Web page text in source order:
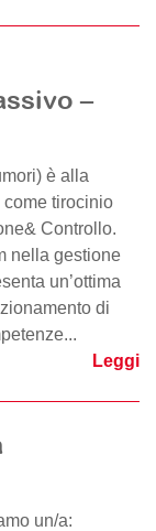
–
è alla
come tirocinio
Controllo.
nella gestione
un’ottima
di
Leggi
un/a: